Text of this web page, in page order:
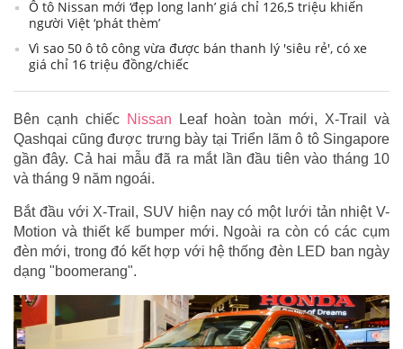
Ô tô Nissan mới ‘đẹp long lanh’ giá chỉ 126,5 triệu khiến
người Việt ‘phát thèm’
Vì sao 50 ô tô công vừa được bán thanh lý 'siêu rẻ', có xe
giá chỉ 16 triệu đồng/chiếc
Bên cạnh chiếc Nissan Leaf hoàn toàn mới, X-Trail và
Qashqai cũng được trưng bày tại Triển lãm ô tô Singapore
gần đây. Cả hai mẫu đã ra mắt lần đầu tiên vào tháng 10
và tháng 9 năm ngoái.
Bắt đầu với X-Trail, SUV hiện nay có một lưới tản nhiệt V-
Motion và thiết kế bumper mới. Ngoài ra còn có các cụm
đèn mới, trong đó kết hợp với hệ thống đèn LED ban ngày
dạng "boomerang".